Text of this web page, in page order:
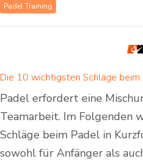
Padel Training
Die 10 wichtigsten Schläge beim
Padel erfordert eine
Teamarbeit. Im Folgenden
Schläge beim Padel in
sowohl für Anfänger als